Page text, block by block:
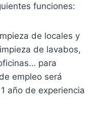
funciones:
de locales y
de lavabos,
para
empleo será
año de experiencia